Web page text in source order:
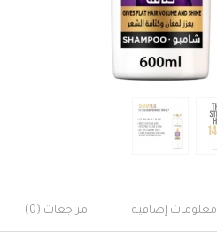
معلومات إضافية مراجعات (0)